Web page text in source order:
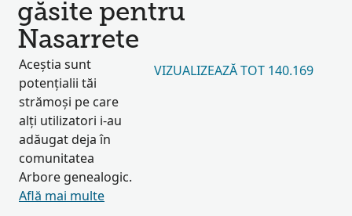
găsite pentru
Nasarrete
Aceștia sunt
potențialii tăi
strămoși pe care
alți utilizatori i-au
adăugat deja în
comunitatea
Arbore genealogic.
Află mai multe
VIZUALIZEAZĂ TOT 140.169